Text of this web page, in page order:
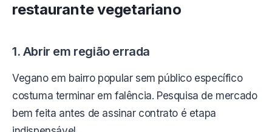
restaurante vegetariano
1. Abrir em região errada
Vegano em bairro popular sem público específico
costuma terminar em falência. Pesquisa de mercado
bem feita antes de assinar contrato é etapa